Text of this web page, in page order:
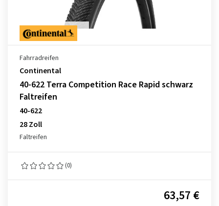
Fahrradreifen
Continental
40-622 Terra Competition Race Rapid schwarz
Faltreifen
40-622
28 Zoll
Faltreifen
(0)
63,57 €